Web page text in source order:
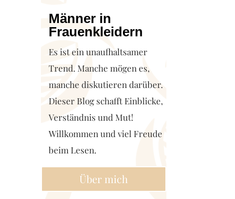
Männer in
Frauenkleidern
Es ist ein unaufhaltsamer
Trend. Manche mögen es,
manche diskutieren darüber.
Dieser Blog schafft Einblicke,
Verständnis und Mut!
Willkommen und viel Freude
beim Lesen.
Über mich